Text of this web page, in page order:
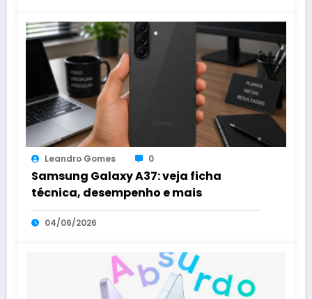
Leandro Gomes 0
Samsung Galaxy A37: veja ficha
técnica, desempenho e mais
04/06/2026